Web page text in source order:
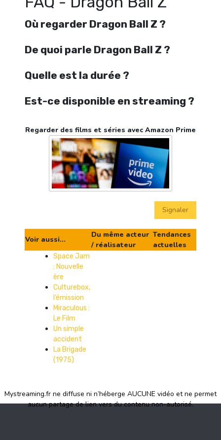
Où regarder Dragon Ball Z ?
De quoi parle Dragon Ball Z ?
Quelle est la durée ?
Est-ce disponible en streaming ?
Regarder des films et séries avec Amazon Prime
Signaler
Voir aussi...
Du même acteur
/ réalisateur
Tendances
actuelles
Space Jam
: Nouvelle
ère
Culturebox,
l’émission
Miraculous :
Le Film
Un simple
accident
La Brigade
(1975)
Mystreaming.fr ne diffuse ni n’héberge AUCUNE vidéo et ne permet
aucun partage de lien vers du contenu non-autorisé.